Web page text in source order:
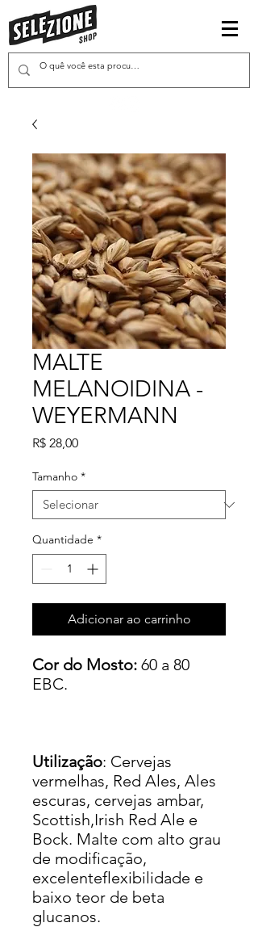
MALTE
MELANOIDINA -
WEYERMANN
R$ 28,00Preço
Tamanho *
Quantidade *
Adicionar ao carrinho
Cor do Mosto: 60 a 80
EBC.
Utilização: Cervejas
vermelhas, Red Ales, Ales
escuras, cervejas ambar,
Scottish,Irish Red Ale e
Bock. Malte com alto grau
de modificação,
excelenteflexibilidade e
baixo teor de beta
glucanos.